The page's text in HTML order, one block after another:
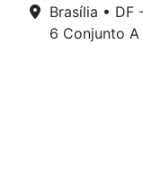
Brasília • DF
6 Conjunto